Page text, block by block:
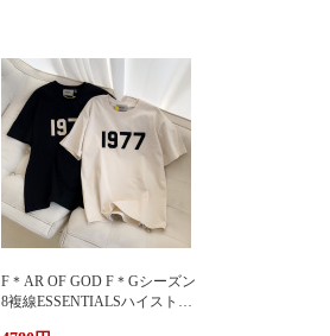
F＊AR OF GOD F＊Gシーズン
8複線ESSENTIALSハイストリ